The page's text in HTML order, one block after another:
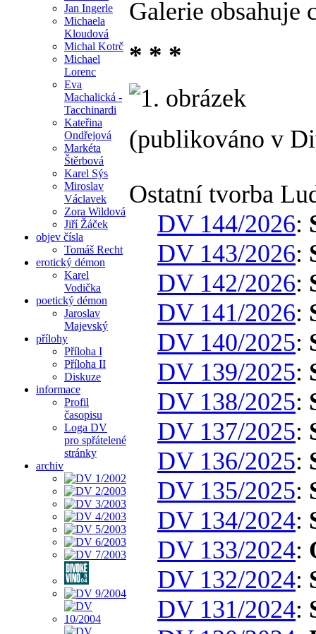
Jan Ingerle
Michaela
Kloudová
Michal Kotrč
Michael
Lorenc
Eva
Machalická -
Tacchinardi
Kateřina
Ondřejová
Markéta
Štěrbová
Karel Sýs
Miroslav
Václavek
Zora Wildová
Jiří Žáček
objev čísla
Tomáš Recht
erotický démon
Karel
Vodička
poetický démon
Jaroslav
Majevský
přílohy
Příloha I
Příloha II
Diskuze
informace
Profil
časopisu
Loga DV
pro spřátelené
stránky
archiv
Galerie obsahuje
* * *
(publikováno v
Ostatní tvorba
DV 144/2026:
DV 143/2026:
DV 142/2026:
DV 141/2026:
DV 140/2025:
DV 139/2025:
DV 138/2025:
DV 137/2025:
DV 136/2025:
DV 135/2025:
DV 134/2024:
DV 133/2024:
DV 132/2024:
DV 131/2024: